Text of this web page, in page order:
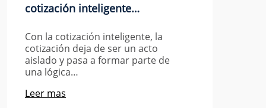
cotización inteligente…
Con la cotización inteligente, la
cotización deja de ser un acto
aislado y pasa a formar parte de
una lógica…
Leer mas